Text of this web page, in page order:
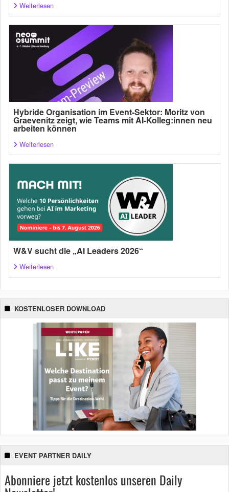
Weiterlesen
Hybride Organisation im Event-Sektor: Moritz von
Graevenitz zeigt, wie Teams mit AI-Kolleg:innen neu
arbeiten können
Weiterlesen
W&V sucht die „AI Leaders 2026“
Weiterlesen
KOSTENLOSER DOWNLOAD
EVENT PARTNER DAILY
Abonniere jetzt kostenlos unseren Daily